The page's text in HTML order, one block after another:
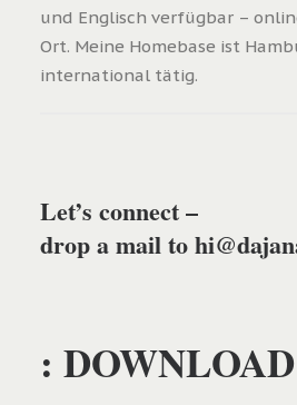
und Englisch verfügbar –
Ort. Meine Homebase ist
international tätig.
Let’s connect –
drop a mail to
: DOWNLOAD